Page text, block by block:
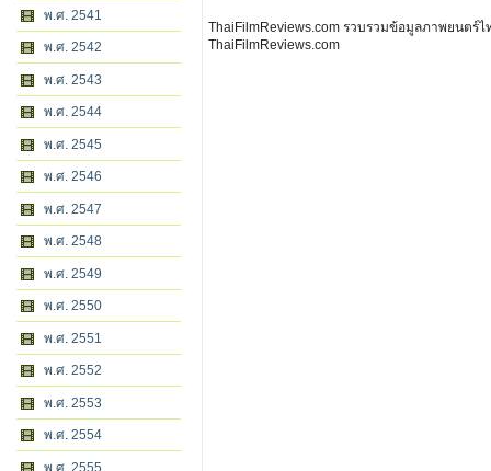
พ.ศ. 2541
พ.ศ. 2542
พ.ศ. 2543
พ.ศ. 2544
พ.ศ. 2545
พ.ศ. 2546
พ.ศ. 2547
พ.ศ. 2548
พ.ศ. 2549
พ.ศ. 2550
พ.ศ. 2551
พ.ศ. 2552
พ.ศ. 2553
พ.ศ. 2554
พ.ศ. 2555
ThaiFilmReviews.com รวบรวมข้อมูลภาพยนตร์
ThaiFilmReviews.com